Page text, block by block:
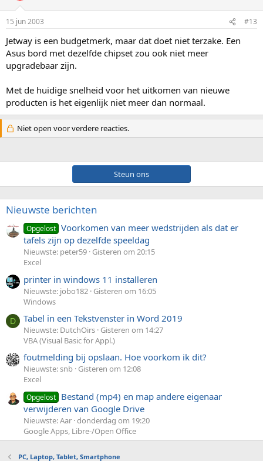
15 jun 2003 #13
Jetway is een budgetmerk, maar dat doet niet terzake. Een
Asus bord met dezelfde chipset zou ook niet meer
upgradebaar zijn.
Met de huidige snelheid voor het uitkomen van nieuwe
producten is het eigenlijk niet meer dan normaal.
Niet open voor verdere reacties.
Steun ons
Nieuwste berichten
Opgelost Voorkomen van meer wedstrijden als dat er
tafels zijn op dezelfde speeldag
Nieuwste: peter59 Gisteren om 20:15
Excel
printer in windows 11 installeren
Nieuwste: jobo182 Gisteren om 16:05
Windows
D Tabel in een Tekstvenster in Word 2019
Nieuwste: DutchOirs Gisteren om 14:27
VBA (Visual Basic for Appl.)
foutmelding bij opslaan. Hoe voorkom ik dit?
Nieuwste: snb Gisteren om 12:08
Excel
Opgelost Bestand (mp4) en map andere eigenaar
verwijderen van Google Drive
Nieuwste: Aar donderdag om 19:20
Google Apps, Libre-/Open Office
PC, Laptop, Tablet, Smartphone